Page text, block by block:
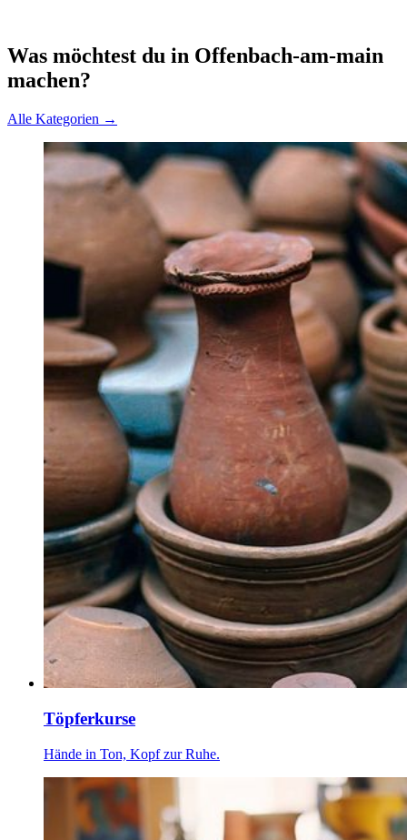
Was möchtest du in Offenbach-am-main
machen?
Alle Kategorien →
Töpferkurse
Hände in Ton, Kopf zur Ruhe.